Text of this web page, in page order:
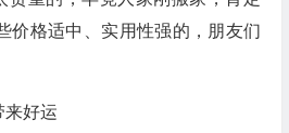
价格适中、实用性强的，朋友们
来好运